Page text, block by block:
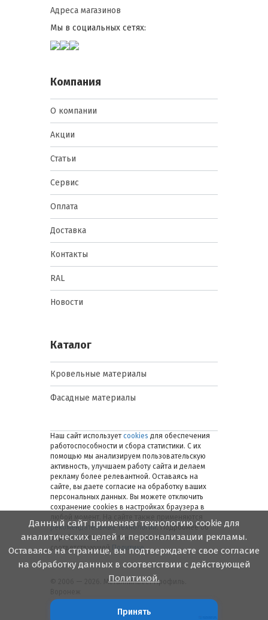
Адреса магазинов
Мы в социальных сетях:
Компания
О компании
Акции
Статьи
Сервис
Оплата
Доставка
Контакты
RAL
Новости
Каталог
Кровельные материалы
Фасадные материалы
Наш сайт использует cookies для обеспечения
работоспособности и сбора статистики. С их
помощью мы анализируем пользовательскую
активность, улучшаем работу сайта и делаем
рекламу более релевантной. Оставаясь на
сайте, вы даете согласие на обработку ваших
персональных данных. Вы можете отключить
сохранение cookies в настройках браузера в
рекомендательные технологии. Подробнее об
обработке персональных данных — в
соответствующей
Политике.
© 2006 — 2026. Металлинвест Профиль.
Данный сайт применяет технологию cookie для
аналитических целей и персонализации рекламы.
Оставаясь на странице, вы подтверждаете свое согласие
на обработку данных в соответствии с действующей
Политикой.
Принять